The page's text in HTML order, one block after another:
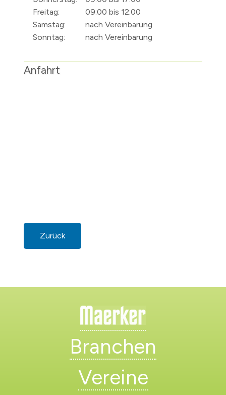
Freitag:
09:00 bis 12:00
Samstag:
nach Vereinbarung
Sonntag:
nach Vereinbarung
Anfahrt
Zurück
Branchen
Vereine